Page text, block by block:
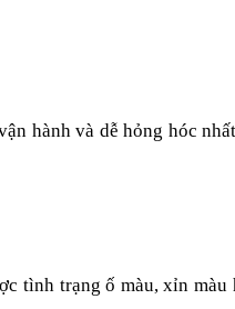
hành và dễ hỏng hóc
tình trạng ố màu, xỉn